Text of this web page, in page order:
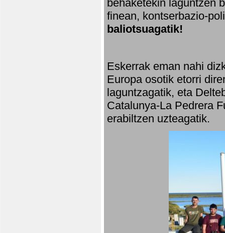
behaketekin laguntzen
finean, kontserbazio-
baliotsuagatik!
Eskerrak eman nahi
Europa osotik etorri
laguntzagatik, eta
Catalunya-La Pedrera
erabiltzen uzteagatik.